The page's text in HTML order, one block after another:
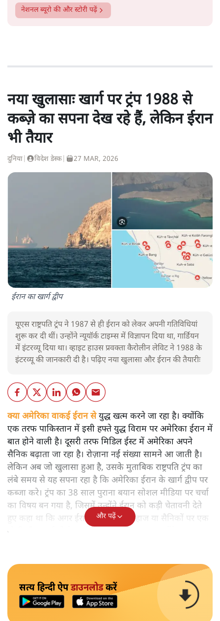
नेशनल ब्यूरो की और स्टोरी पढ़ें
नया खुलासाः खार्ग पर ट्रंप 1988 से
कब्ज़े का सपना देख रहे हैं, लेकिन ईरान
भी तैयार
दुनिया विदेश डेस्क 27 MAR, 2026
ईरान का खार्ग द्वीप
यूएस राष्ट्रपति ट्रंप ने 1987 से ही ईरान को लेकर अपनी गतिविधियां
शुरू कर दी थीं। उन्होंने न्यूयॉर्क टाइम्स में विज्ञापन दिया था, गार्डियन
में इंटरव्यू दिया था। व्हाइट हाउस प्रवक्ता कैरोलीन लेविट ने 1988 के
इंटरव्यू की जानकारी दी है। पढ़िए नया खुलासा और ईरान की तैयारीः
क्या अमेरिका वाकई ईरान सेयुद्ध खत्म करने जा रहा है। क्योंकि
एक तरफ पाकिस्तान में इसी हफ्ते युद्ध विराम पर अमेरिका ईरान में
बात होने वाली है। दूसरी तरफ मिडिल ईस्ट में अमेरिका अपने
सैनिक बढ़ाता जा रहा है। रोज़ाना नई संख्या सामने आ जाती है।
लेकिन अब जो खुलासा हुआ है, उसके मुताबिक राष्ट्रपति ट्रंप का
लंबे समय से यह सपना रहा है कि अमेरिका ईरान के खार्ग द्वीप पर
कब्जा करे। ट्रंप का 38 साल पुराना बयान सोशल मीडिया पर चर्चा
का विषय बन गया है, जिसमें उन्होंने ईरान को कड़ी चेतावनी देते
हुए कहा था कि अगर ईरान ने अमेरिकी जहाज या सैनिकों पर एक
गोली भी चलाई तो वे खार्ग द्वीप पर भारी हमला कर देंगे।
और पढ़ें
सत्य हिन्दी ऐपडाउनलोडकरें